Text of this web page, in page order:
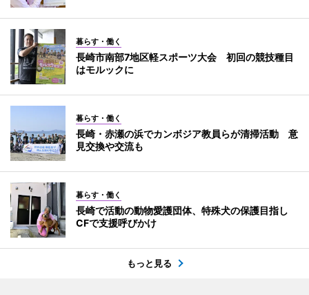
暮らす・働く
長崎市南部7地区軽スポーツ大会 初回の競技種目
はモルックに
暮らす・働く
長崎・赤瀬の浜でカンボジア教員らが清掃活動 意
見交換や交流も
暮らす・働く
長崎で活動の動物愛護団体、特殊犬の保護目指し
CFで支援呼びかけ
もっと見る